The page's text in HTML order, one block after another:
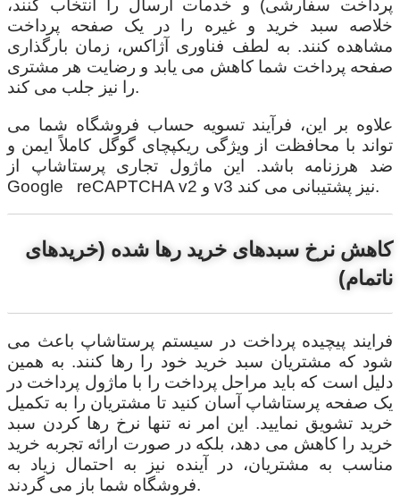
پرداخت سفارشی) و خدمات ارسال را انتخاب کنند،
خلاصه سبد خرید و غیره را در یک صفحه پرداخت
مشاهده کنند. به لطف فناوری آژاکس، زمان بارگذاری
صفحه پرداخت شما کاهش می یابد و رضایت هر مشتری
را نیز جلب می کند.
علاوه بر این، فرآیند تسویه حساب فروشگاه شما می
تواند با محافظت از ویژگی ریکپچای گوگل کاملاً ایمن و
ضد هرزنامه باشد. این ماژول تجاری پرستاشاپ از
Google reCAPTCHA v2 و v3 نیز پشتیبانی می کند.
کاهش نرخ سبدهای خرید رها شده (خریدهای
ناتمام)
فرایند پیچیده پرداخت در سیستم پرستاشاپ باعث می
شود که مشتریان سبد خرید خود را رها کنند. به همین
دلیل است که باید مراحل پرداخت را با ماژول پرداخت در
یک صفحه پرستاشاپ آسان کنید تا مشتریان را به تکمیل
خرید تشویق نمایید. این امر نه تنها نرخ رها کردن سبد
خرید را کاهش می دهد، بلکه در صورت ارائه تجربه خرید
مناسب به مشتریان، در آینده نیز به احتمال زیاد به
فروشگاه شما باز می گردند.